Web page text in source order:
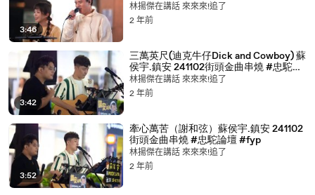
3:46
@o.s.t_ejay0519 @chen_meng_ciao
林揚傑在講話 來來來!追了
2 年前
3:42
三萬英尺(迪克牛仔Dick and Cowboy) 蘇
侯宇.鎮安 241102街頭金曲串燒 #忠駝論
壇 #fyp
林揚傑在講話 來來來!追了
2 年前
3:52
牽心萬苦（謝和弦）蘇侯宇.鎮安 241102
街頭金曲串燒 #忠駝論壇 #fyp
林揚傑在講話 來來來!追了
2 年前